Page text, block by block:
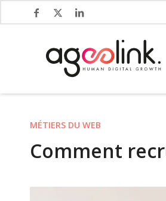
MÉTIERS DU WEB
Comment